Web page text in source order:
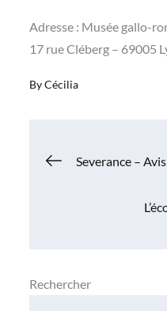
Adresse : Musée gallo-
17 rue Cléberg – 69005
ByCécilia
Severance –
Rechercher